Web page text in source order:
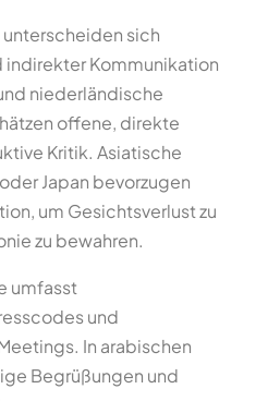
unterscheiden sich
indirekter Kommunikation
niederländische
offene, direkte
Kritik. Asiatische
Japan bevorzugen
um Gesichtsverlust zu
zu bewahren.
umfasst
und
In arabischen
Begrüßungen und